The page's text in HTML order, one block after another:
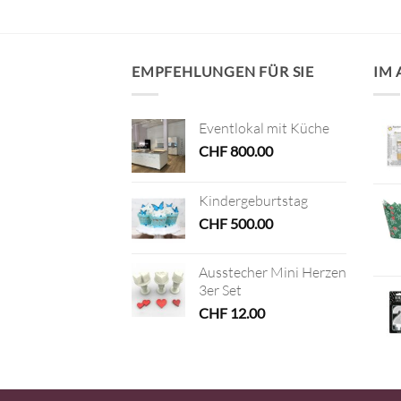
EMPFEHLUNGEN FÜR SIE
Eventlokal mit Küche
CHF800.00
Kindergeburtstag
CHF500.00
Ausstecher Mini Herzen
3er Set
CHF12.00
IM